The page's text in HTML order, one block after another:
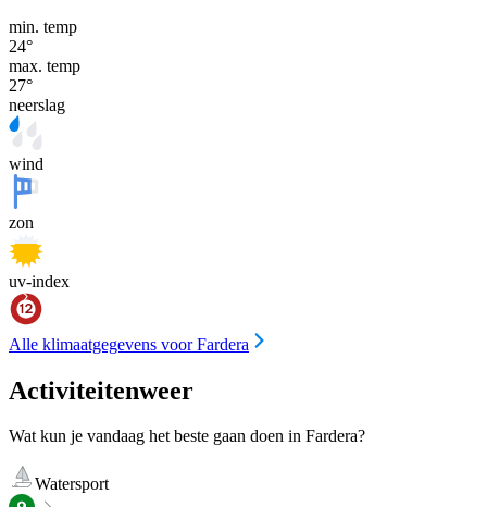
min. temp
24°
max. temp
27°
neerslag
wind
zon
uv-index
Alle klimaatgegevens voor Fardera
Activiteitenweer
Wat kun je vandaag het beste gaan doen in Fardera?
Watersport